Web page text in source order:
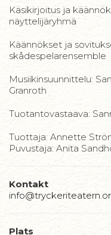
Käsikirjoitus ja
näyttelijäryhmä
Käännökset ja
skådespelarensemble
Musiikinsuunnittelu:
Granroth
Tuotantovastaava:
Tuottaja: Annette
Puvustaja: Anita
Kontakt
Plats